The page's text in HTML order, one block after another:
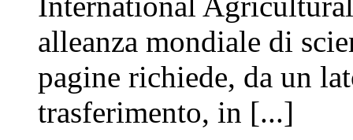
alleanza mondiale di
pagine richiede, da un
trasferimento, in [...]